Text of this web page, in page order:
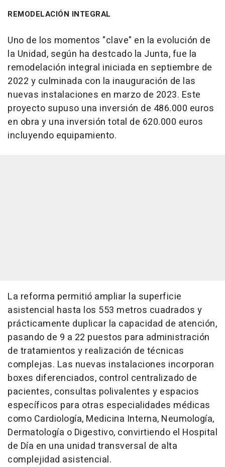
REMODELACIÓN INTEGRAL
Uno de los momentos "clave" en la evolución de
la Unidad, según ha destcado la Junta, fue la
remodelación integral iniciada en septiembre de
2022 y culminada con la inauguración de las
nuevas instalaciones en marzo de 2023. Este
proyecto supuso una inversión de 486.000 euros
en obra y una inversión total de 620.000 euros
incluyendo equipamiento.
La reforma permitió ampliar la superficie
asistencial hasta los 553 metros cuadrados y
prácticamente duplicar la capacidad de atención,
pasando de 9 a 22 puestos para administración
de tratamientos y realización de técnicas
complejas. Las nuevas instalaciones incorporan
boxes diferenciados, control centralizado de
pacientes, consultas polivalentes y espacios
específicos para otras especialidades médicas
como Cardiología, Medicina Interna, Neumología,
Dermatología o Digestivo, convirtiendo el Hospital
de Día en una unidad transversal de alta
complejidad asistencial.